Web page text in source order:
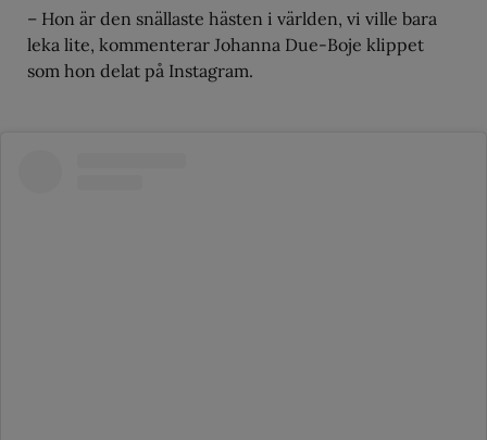
– Hon är den snällaste hästen i världen, vi ville bara
leka lite, kommenterar Johanna Due-Boje klippet
som hon delat på Instagram.